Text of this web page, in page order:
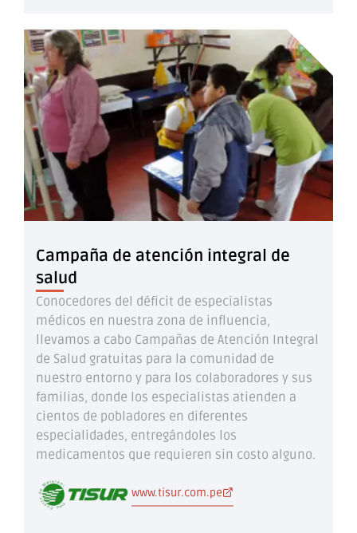
Campaña de atención integral de
salud
Conocedores del déficit de especialistas
médicos en nuestra zona de influencia,
llevamos a cabo Campañas de Atención Integral
de Salud gratuitas para la comunidad de
nuestro entorno y para los colaboradores y sus
familias, donde los especialistas atienden a
cientos de pobladores en diferentes
especialidades, entregándoles los
medicamentos que requieren sin costo alguno.
www.tisur.com.pe